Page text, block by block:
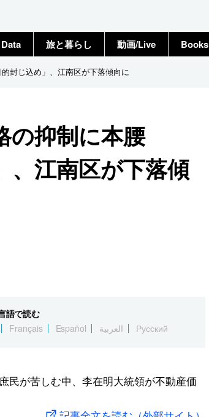
旅と暮らし 動画/Live Books
封じ込め」、江南区が下落傾向に
の抑制に本腰
、江南区が下落傾
語で読む
Français Español العربية Русский
民が苦しむ中、李在明大統領が不動産価